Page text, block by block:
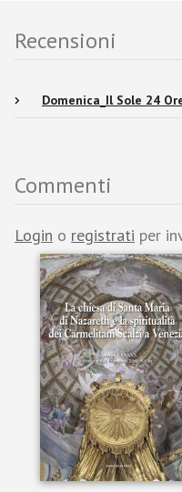
Recensioni
Domenica_Il Sole 24
Commenti
Login o registrati per